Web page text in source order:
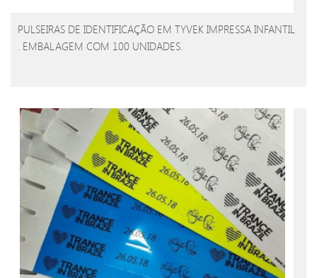
PULSEIRAS DE IDENTIFICAÇÃO EM TYVEK IMPRESSA INFANTIL
. EMBALAGEM COM 100 UNIDADES.